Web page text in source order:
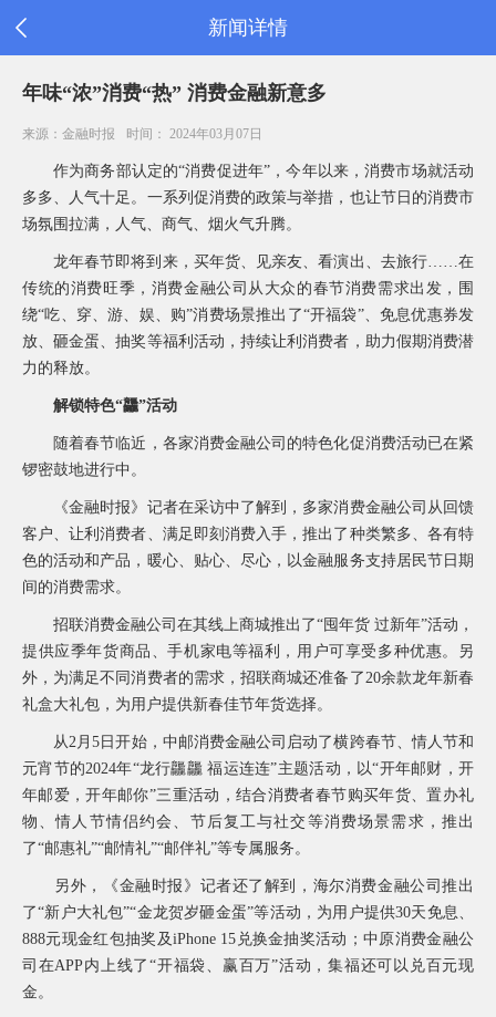
AIF
新闻详情
年味“浓”消费“热” 消费金融新意多
来源：金融时报 时间： 2024年03月07日
作为商务部认定的“消费促进年”，今年以来，消费市场就活动
多多、人气十足。一系列促消费的政策与举措，也让节日的消费市
场氛围拉满，人气、商气、烟火气升腾。
龙年春节即将到来，买年货、见亲友、看演出、去旅行……在
传统的消费旺季，消费金融公司从大众的春节消费需求出发，围
绕“吃、穿、游、娱、购”消费场景推出了“开福袋”、免息优惠券发
放、砸金蛋、抽奖等福利活动，持续让利消费者，助力假期消费潜
力的释放。
解锁特色“龘”活动
随着春节临近，各家消费金融公司的特色化促消费活动已在紧
锣密鼓地进行中。
《金融时报》记者在采访中了解到，多家消费金融公司从回馈
客户、让利消费者、满足即刻消费入手，推出了种类繁多、各有特
色的活动和产品，暖心、贴心、尽心，以金融服务支持居民节日期
间的消费需求。
招联消费金融公司在其线上商城推出了“囤年货 过新年”活动，
提供应季年货商品、手机家电等福利，用户可享受多种优惠。另
外，为满足不同消费者的需求，招联商城还准备了20余款龙年新春
礼盒大礼包，为用户提供新春佳节年货选择。
从2月5日开始，中邮消费金融公司启动了横跨春节、情人节和
元宵节的2024年“龙行龘龘 福运连连”主题活动，以“开年邮财，开
年邮爱，开年邮你”三重活动，结合消费者春节购买年货、置办礼
物、情人节情侣约会、节后复工与社交等消费场景需求，推出
了“邮惠礼”“邮情礼”“邮伴礼”等专属服务。
另外，《金融时报》记者还了解到，海尔消费金融公司推出
了“新户大礼包”“金龙贺岁砸金蛋”等活动，为用户提供30天免息、
888元现金红包抽奖及iPhone 15兑换金抽奖活动；中原消费金融公
司在APP内上线了“开福袋、赢百万”活动，集福还可以兑百元现
金。